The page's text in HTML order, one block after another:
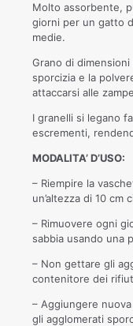
Molto assorbente,
giorni per un gatto
medie.
Grano di
sporcizia e la
attaccarsi alle
I granelli si legano
escrementi,
MODALITA’ D’USO:
– Riempire la
un’altezza di 10 cm
– Rimuovere ogni
sabbia usando una
– Non gettare gli
contenitore dei
– Aggiungere
gli agglomerati